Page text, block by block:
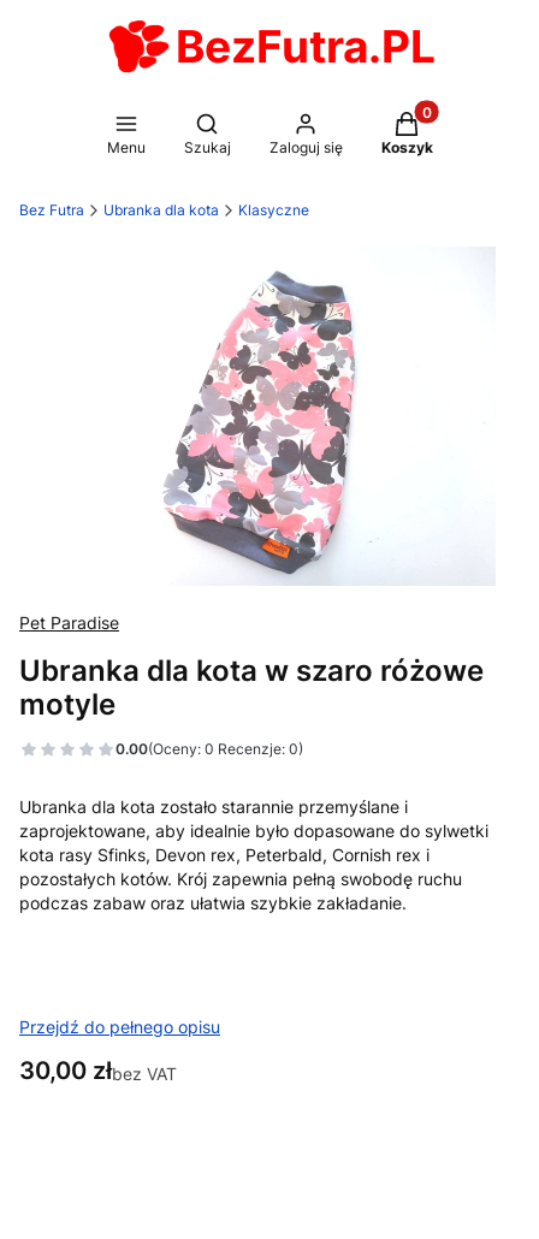
BezFutra.PL
Menu
Otwórz wyszukiwarkę
Szukaj Zaloguj się
Produkty w
Koszyk
Bez Futra Ubranka dla kota Klasyczne
Pet Paradise
Ubranka dla kota w szaro różowe
motyle
0.00(Oceny: 0 Recenzje: 0)
Ubranka dla kota zostało starannie przemyślane i
zaprojektowane, aby idealnie było dopasowane do sylwetki
kota rasy Sfinks, Devon rex, Peterbald, Cornish rex i
pozostałych kotów. Krój zapewnia pełną swobodę ruchu
podczas zabaw oraz ułatwia szybkie zakładanie.
Przejdź do pełnego opisu
Cena
30,00 złbez VAT